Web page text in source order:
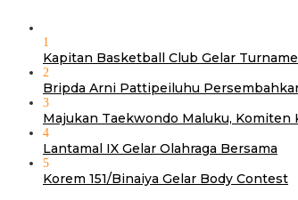
1
Kapitan Basketball Club Gelar
2
Bripda Arni Pattipeiluhu
3
Majukan Taekwondo Maluku, Komiten
4
Lantamal IX Gelar Olahraga Bersama
5
Korem 151/Binaiya Gelar Body Contest